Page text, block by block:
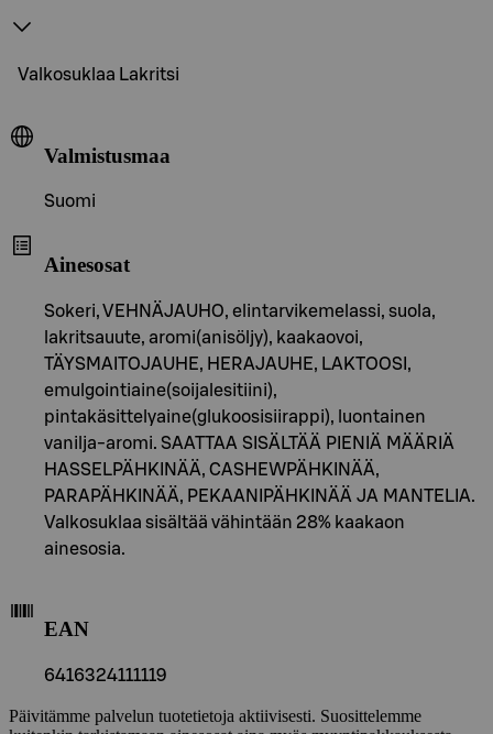
Valkosuklaa Lakritsi
Valmistusmaa
Suomi
Ainesosat
Sokeri, VEHNÄJAUHO, elintarvikemelassi, suola,
lakritsauute, aromi(anisöljy), kaakaovoi,
TÄYSMAITOJAUHE, HERAJAUHE, LAKTOOSI,
emulgointiaine(soijalesitiini),
pintakäsittelyaine(glukoosisiirappi), luontainen
vanilja-aromi. SAATTAA SISÄLTÄÄ PIENIÄ MÄÄRIÄ
HASSELPÄHKINÄÄ, CASHEWPÄHKINÄÄ,
PARAPÄHKINÄÄ, PEKAANIPÄHKINÄÄ JA MANTELIA.
Valkosuklaa sisältää vähintään 28% kaakaon
ainesosia.
EAN
6416324111119
Päivitämme palvelun tuotetietoja aktiivisesti. Suosittelemme